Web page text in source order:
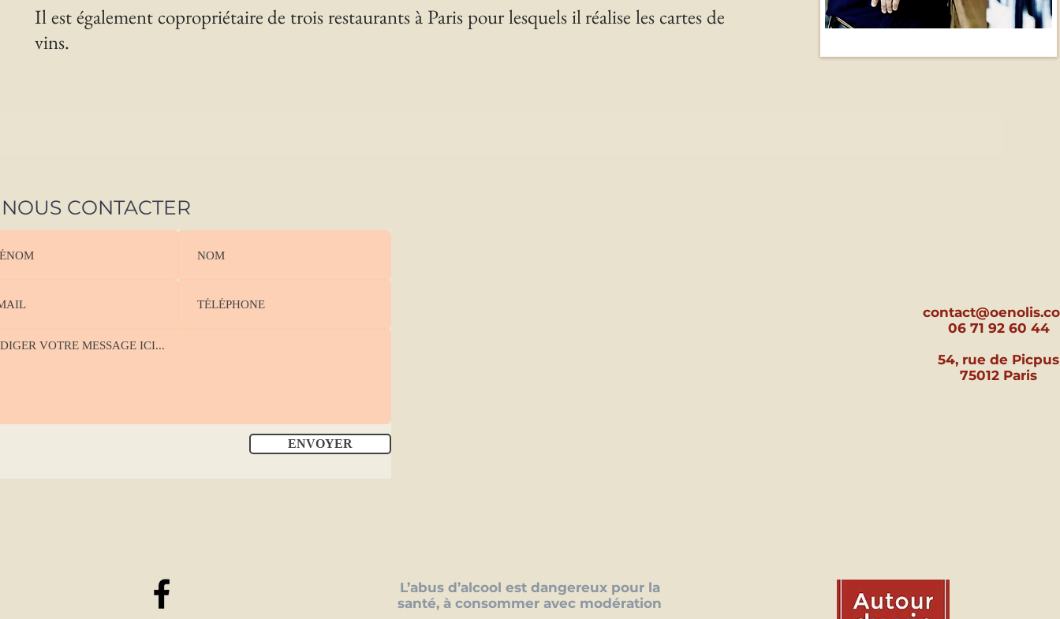
Il est également copropriétaire de trois restaurants à Paris pour lesquels il réalise les cartes de
vins.
NOUS CONTACTER
ENVOYER
06 71 92 60 44
54, rue de Picpus
75012 Paris
L’abus d’alcool est dangereux pour la
santé, à consommer avec modération